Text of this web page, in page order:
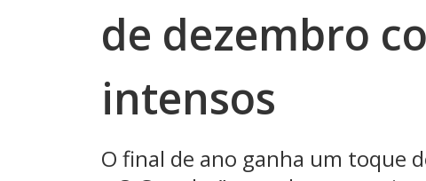
de dezembro
intensos
O final de ano ganha um toque